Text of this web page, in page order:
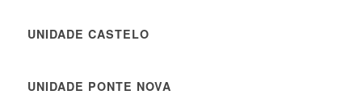
UNIDADE CASTELO
UNIDADE PONTE NOVA